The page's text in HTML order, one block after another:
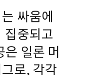
싸움에
집중되고
은 일론 머
로, 각각